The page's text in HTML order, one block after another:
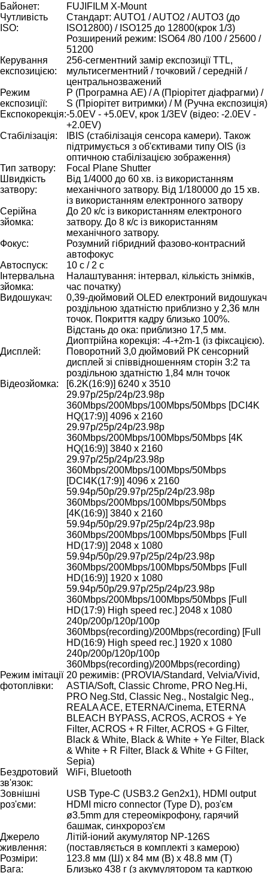
Байонет:
FUJIFILM X-Mount
Чутливість
ISO:
Стандарт: AUTO1 / AUTO2 / AUTO3 (до
ISO12800) / ISO125 до 12800(крок 1/3)
Розширений режим: ISO64 /80 /100 / 25600 /
51200
Керування
експозицією:
256-сегментний замір експозиції TTL,
мультисегментний / точковий / середній /
центральнозважений
Режим
експозиції:
P (Програмна AE) / A (Пріорітет діафрагми) /
S (Пріорітет витримки) / M (Ручна експозиція)
Експокорекція:-5.0EV - +5.0EV, крок 1/3EV (відео: -2.0EV -
+2.0EV)
Стабілізація:
IBIS (стабілізація сенсора камери). Також
підтримується з об'єктивами типу OIS (із
оптичною стабілізацією зображення)
Тип затвору:
Focal Plane Shutter
Швидкість
затвору:
Від 1/4000 до 60 хв. із використанням
механічного затвору. Від 1/180000 до 15 хв.
із використанням електронного затвору
Серійна
зйомка:
До 20 к/с із використанням електроного
затвору. До 8 к/с із використанням
механічного затвору.
Фокус:
Розумний гібридний фазово-контрасний
автофокус
Автоспуск:
10 с / 2 с
Інтервальна
зйомка:
Налаштування: інтервал, кількість знімків,
час початку)
Видошукач:
0,39-дюймовий OLED електроний видошукач
роздільною здатністю приблизно у 2,36 млн
точок. Покриття кадру близько 100%.
Відстань до ока: приблизно 17,5 мм.
Диоптрійна корекція: -4-+2m-1 (із фіксацією).
Дисплей:
Поворотний 3,0 дюймовий РК сенсорний
дисплей зі співвідношенням сторін 3:2 та
роздільною здатністю 1,84 млн точок
Відеозйомка:
[6.2K(16:9)] 6240 x 3510
29.97p/25p/24p/23.98p
360Mbps/200Mbps/100Mbps/50Mbps [DCI4K
HQ(17:9)] 4096 x 2160
29.97p/25p/24p/23.98p
360Mbps/200Mbps/100Mbps/50Mbps [4K
HQ(16:9)] 3840 x 2160
29.97p/25p/24p/23.98p
360Mbps/200Mbps/100Mbps/50Mbps
[DCI4K(17:9)] 4096 x 2160
59.94p/50p/29.97p/25p/24p/23.98p
360Mbps/200Mbps/100Mbps/50Mbps
[4K(16:9)] 3840 x 2160
59.94p/50p/29.97p/25p/24p/23.98p
360Mbps/200Mbps/100Mbps/50Mbps [Full
HD(17:9)] 2048 x 1080
59.94p/50p/29.97p/25p/24p/23.98p
360Mbps/200Mbps/100Mbps/50Mbps [Full
HD(16:9)] 1920 x 1080
59.94p/50p/29.97p/25p/24p/23.98p
360Mbps/200Mbps/100Mbps/50Mbps [Full
HD(17:9) High speed rec.] 2048 x 1080
240p/200p/120p/100p
360Mbps(recording)/200Mbps(recording) [Full
HD(16:9) High speed rec.] 1920 x 1080
240p/200p/120p/100p
360Mbps(recording)/200Mbps(recording)
Режим імітації
фотоплівки:
20 режимів: (PROVIA/Standard, Velvia/Vivid,
ASTIA/Soft, Classic Chrome, PRO Neg.Hi,
PRO Neg.Std, Classic Neg., Nostalgic Neg.,
REALA ACE, ETERNA/Cinema, ETERNA
BLEACH BYPASS, ACROS, ACROS + Ye
Filter, ACROS + R Filter, ACROS + G Filter,
Black & White, Black & White + Ye Filter, Black
& White + R Filter, Black & White + G Filter,
Sepia)
Бездротовий
зв'язок:
WiFi, Bluetooth
Зовнішні
роз'єми:
USB Type-C (USB3.2 Gen2x1), HDMI output
HDMI micro connector (Type D), роз'єм
ø3.5mm для стереомікрофону, гарячий
башмак, синхророз'єм
Джерело
живлення:
Літій-іоний акумулятор NP-126S
(поставляється в комплекті з камерою)
Розміри:
123.8 мм (Ш) x 84 мм (В) x 48.8 мм (Т)
Вага:
Близько 438 г (з акумулятором та карткою